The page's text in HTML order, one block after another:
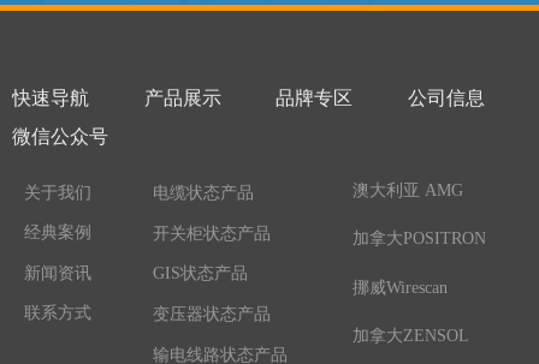
快速导航
关于我们
经典案例
新闻资讯
联系方式
电缆状态产品
开关柜状态产品
GIS状态产品
变压器状态产品
输电线路状态产品
产品展示 品牌专区 公司信息
微信公众号
澳大利亚 AMG
加拿大POSITRON
挪威Wirescan
加拿大ZENSOL